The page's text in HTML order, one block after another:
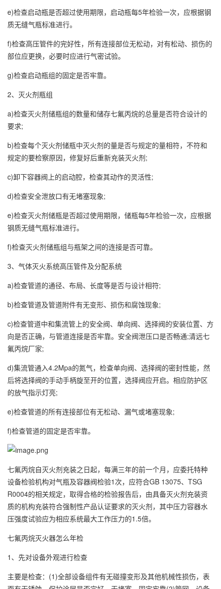
e)检查启动瓶是否超过使用期限，启动瓶每5年检验一次，应根据钢
质无缝气瓶标准进行。
f)检查高压管件的完好性，所有连接部位无松动，对有松动、损伤的
部位应更换，必要时应进行气密试验。
g)检查启动瓶组的固定是否牢靠。
2、灭火剂瓶组
a)检查灭火剂储瓶组的数量和储存七氟丙烷的总量是否符合设计的
要求;
b)检查每个灭火剂储瓶中灭火剂的量是否与规定的量相符，不符和
规定的要检察原因，修复好后重新充装灭火剂;
c)卸下容器阀上的启动腔，检查其动作的灵活性;
d)检查安全泄放口有无堵塞现象;
e)检查灭火剂储瓶是否超过使用期限，储瓶每5年检验一次，应根据
钢质无缝气瓶标准进行。
f)检查灭火剂储瓶组与瓶架之间的连接是否可靠。
3、气体灭火系统高压管件及分配系统
a)检查管道的通径、布局、长度等是否与设计相符;
b)检查管道及管道附件有无变形、损伤和腐蚀现象;
c)检查管道中和集流管上的安全阀、单向阀、选择阀的安装位置、方
向是否正确，与管道连接是否牢靠。安全阀泄压口是否畅通;清远七
氟丙烷厂家;
d)集流管通入4.2Mpa的氮气，检查单向阀、选择阀的密封性能，然
后将选择阀的手动手柄旋至开的位置，选择阀应开启。相应防护区
的放气指示灯亮;
e)检查管道的所有连接部位有无松动、漏气或堵塞现象;
f)检查管道的固定是否牢靠。
七氟丙烷自灭火剂充装之日起，每满三年的前一个月，应委托特种
设备检验机构对气瓶及容器阀检验1次，应符合GB 13075、TSG
R0004的相关规定，取得合格的检验报告后，由具备灭火剂充装资
质的机构充装符合强制性产品认证要求的灭火剂，其中压力容器水
压强度试验应为相应系统最大工作压力的1.5倍。
七氟丙烷灭火器怎么年检
1、先对设备外观进行检查
主要是检查：(1)全部设备组件有无碰撞变形及其他机械性损伤，表